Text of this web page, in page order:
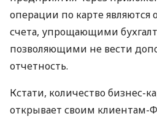
операции по карте
счета, упрощающими
позволяющими не вести
отчетность.
Кстати, количество бизнес-
открывает своим клиентам-